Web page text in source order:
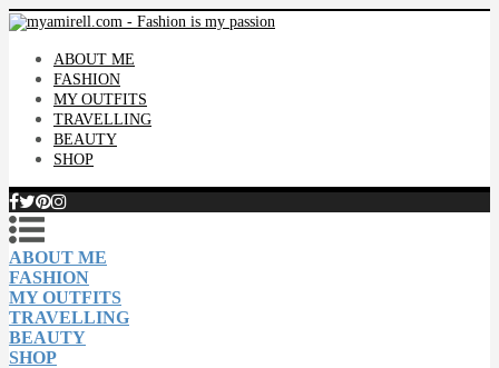
ABOUT ME
FASHION
MY OUTFITS
TRAVELLING
BEAUTY
SHOP
ABOUT ME
FASHION
MY OUTFITS
TRAVELLING
BEAUTY
SHOP